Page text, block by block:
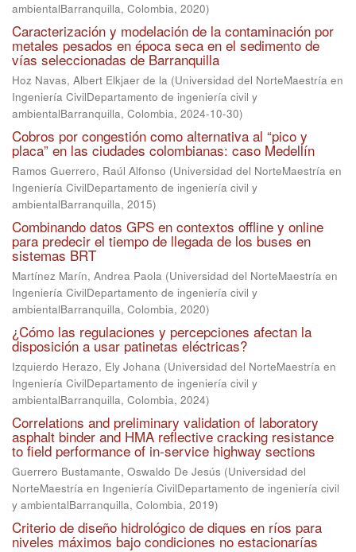
ambientalBarranquilla, Colombia, 2020)
Caracterización y modelación de la contaminación por
metales pesados en época seca en el sedimento de
vías seleccionadas de Barranquilla
Hoz Navas, Albert Elkjaer de la (Universidad del NorteMaestría en
Ingeniería CivilDepartamento de ingeniería civil y
ambientalBarranquilla, Colombia, 2024-10-30)
Cobros por congestión como alternativa al “pico y
placa” en las ciudades colombianas: caso Medellín
Ramos Guerrero, Raúl Alfonso (Universidad del NorteMaestría en
Ingeniería CivilDepartamento de ingeniería civil y
ambientalBarranquilla, 2015)
Combinando datos GPS en contextos offline y online
para predecir el tiempo de llegada de los buses en
sistemas BRT
Martínez Marín, Andrea Paola (Universidad del NorteMaestría en
Ingeniería CivilDepartamento de ingeniería civil y
ambientalBarranquilla, Colombia, 2020)
¿Cómo las regulaciones y percepciones afectan la
disposición a usar patinetas eléctricas?
Izquierdo Herazo, Ely Johana (Universidad del NorteMaestría en
Ingeniería CivilDepartamento de ingeniería civil y
ambientalBarranquilla, Colombia, 2024)
Correlations and preliminary validation of laboratory
asphalt binder and HMA reflective cracking resistance
to field performance of in-service highway sections
Guerrero Bustamante, Oswaldo De Jesús (Universidad del
NorteMaestría en Ingeniería CivilDepartamento de ingeniería civil
y ambientalBarranquilla, Colombia, 2019)
Criterio de diseño hidrológico de diques en ríos para
niveles máximos bajo condiciones no estacionarías